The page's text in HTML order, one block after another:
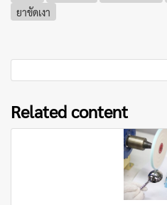
ยาขัดเงา
Related content